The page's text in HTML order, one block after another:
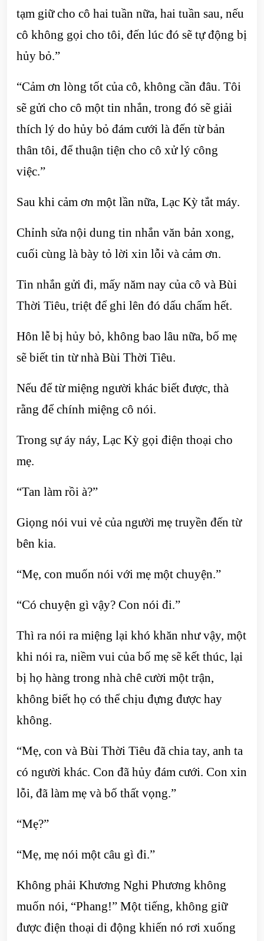
tạm giữ cho cô hai tuần nữa, hai tuần sau, nếu
cô không gọi cho tôi, đến lúc đó sẽ tự động bị
hủy bỏ.”
“Cảm ơn lòng tốt của cô, không cần đâu. Tôi
sẽ gửi cho cô một tin nhắn, trong đó sẽ giải
thích lý do hủy bỏ đám cưới là đến từ bản
thân tôi, để thuận tiện cho cô xử lý công
việc.”
Sau khi cảm ơn một lần nữa, Lạc Kỳ tắt máy.
Chỉnh sửa nội dung tin nhắn văn bản xong,
cuối cùng là bày tỏ lời xin lỗi và cảm ơn.
Tin nhắn gửi đi, mấy năm nay của cô và Bùi
Thời Tiêu, triệt để ghi lên đó dấu chấm hết.
Hôn lễ bị hủy bỏ, không bao lâu nữa, bố mẹ
sẽ biết tin từ nhà Bùi Thời Tiêu.
Nếu để từ miệng người khác biết được, thà
rằng để chính miệng cô nói.
Trong sự áy náy, Lạc Kỳ gọi điện thoại cho
mẹ.
“Tan làm rồi à?”
Giọng nói vui vẻ của người mẹ truyền đến từ
bên kia.
“Mẹ, con muốn nói với mẹ một chuyện.”
“Có chuyện gì vậy? Con nói đi.”
Thì ra nói ra miệng lại khó khăn như vậy, một
khi nói ra, niềm vui của bố mẹ sẽ kết thúc, lại
bị họ hàng trong nhà chê cười một trận,
không biết họ có thể chịu đựng được hay
không.
“Mẹ, con và Bùi Thời Tiêu đã chia tay, anh ta
có người khác. Con đã hủy đám cưới. Con xin
lỗi, đã làm mẹ và bố thất vọng.”
“Mẹ?”
“Mẹ, mẹ nói một câu gì đi.”
Không phải Khương Nghi Phương không
muốn nói, “Phang!” Một tiếng, không giữ
được điện thoại di động khiến nó rơi xuống